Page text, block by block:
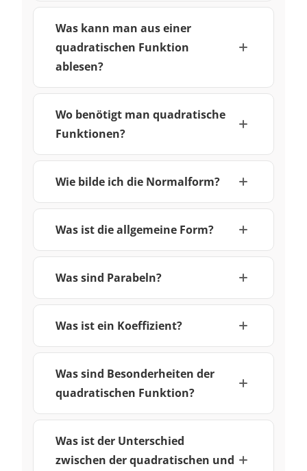
Was kann man aus einer
quadratischen Funktion
ablesen?
Wo benötigt man quadratische
Funktionen?
Wie bilde ich die Normalform?
Was ist die allgemeine Form?
Was sind Parabeln?
Was ist ein Koeffizient?
Was sind Besonderheiten der
quadratischen Funktion?
Was ist der Unterschied
zwischen der quadratischen und